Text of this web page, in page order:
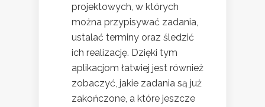
projektowych, w których
można przypisywać zadania,
ustalać terminy oraz śledzić
ich realizację. Dzięki tym
aplikacjom łatwiej jest również
zobaczyć, jakie zadania są już
zakończone, a które jeszcze